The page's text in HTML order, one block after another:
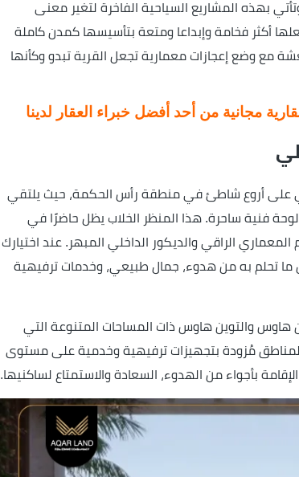
بهذه المشاريع السياحية الفاخرة لتغير معنى
أكثر فخامة وإبداعا ومتعة بتأسيسها كمدن كاملة
مع وضع إعجازات معمارية تجعل القرية تبدو وكأنها
مجانية من أحد أفضل خبراء العقار لدينا
على أروع شاطئ في منطقة رأس الحكمة، حيث يلتقي
لوحة فنية ساحرة. هذا المنظر الخلاب يظل حاضرًا في
الراقي والديكور الداخلي المبهر. عند اختيارك
تحلم به من هدوء، جمال طبيعي، وخدمات ترفيهية
هاوس والتوين هاوس ذات المساحات المتنوعة التي
مُزودة بتجهيزات ترفيهية وخدمية على مستوى
بأجواء من الهدوء، السعادة والاستمتاع لساكنيها.